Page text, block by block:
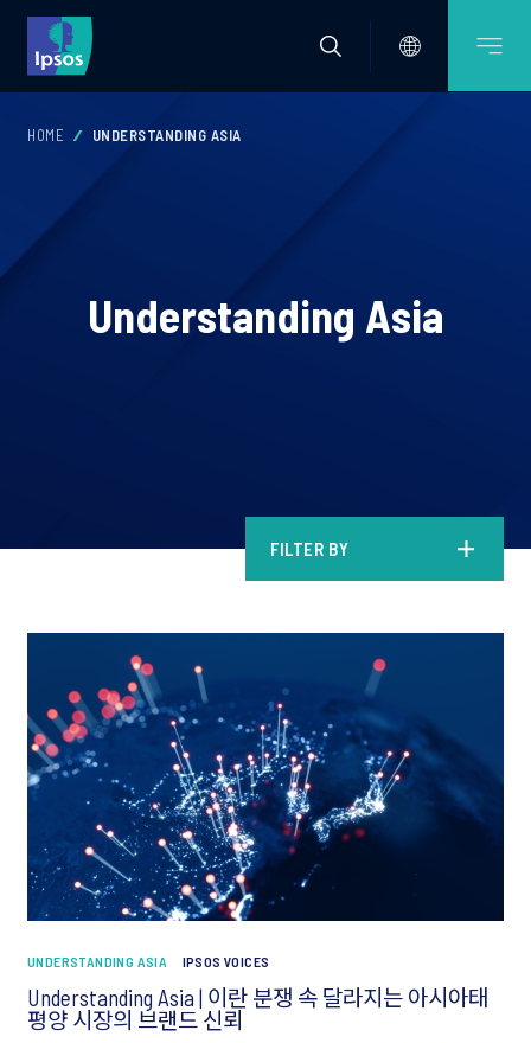
HOME UNDERSTANDING ASIA
Understanding Asia
FILTER BY
UNDERSTANDING ASIA IPSOS VOICES
Understanding Asia | 이란 분쟁 속 달라지는 아시아태
평양 시장의 브랜드 신뢰